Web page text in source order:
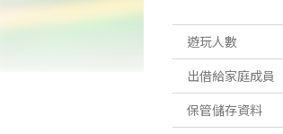
遊玩人數
出借給家庭成員
保管儲存資料